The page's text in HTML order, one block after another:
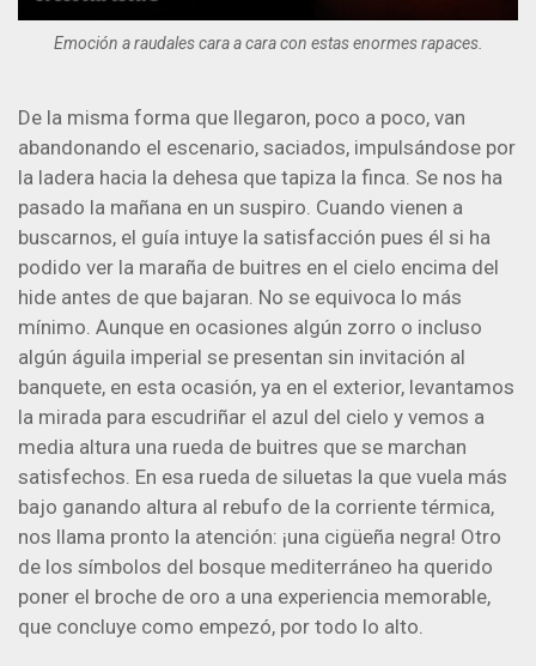
Emoción a raudales cara a cara con estas enormes rapaces.
De la misma forma que llegaron, poco a poco, van
abandonando el escenario, saciados, impulsándose por
la ladera hacia la dehesa que tapiza la finca. Se nos ha
pasado la mañana en un suspiro. Cuando vienen a
buscarnos, el guía intuye la satisfacción pues él si ha
podido ver la maraña de buitres en el cielo encima del
hide antes de que bajaran. No se equivoca lo más
mínimo. Aunque en ocasiones algún zorro o incluso
algún águila imperial se presentan sin invitación al
banquete, en esta ocasión, ya en el exterior, levantamos
la mirada para escudriñar el azul del cielo y vemos a
media altura una rueda de buitres que se marchan
satisfechos. En esa rueda de siluetas la que vuela más
bajo ganando altura al rebufo de la corriente térmica,
nos llama pronto la atención: ¡una cigüeña negra! Otro
de los símbolos del bosque mediterráneo ha querido
poner el broche de oro a una experiencia memorable,
que concluye como empezó, por todo lo alto.